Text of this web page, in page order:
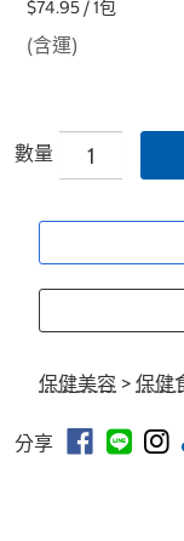
$74.95 / 1包
(含運)
數量
保健美容 > 保健
分享